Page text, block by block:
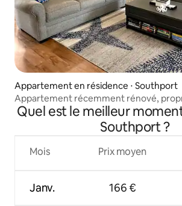
Appartement en résidence ⋅ Southport
Appartement récemment rénové,
Quel est le meilleur
Southport ?
Mois
Janv.
Prix moyen
166 €